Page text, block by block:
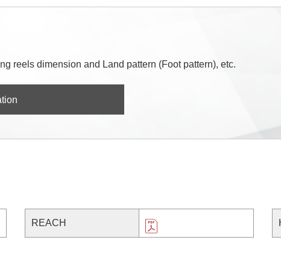
reels dimension and Land pattern (Foot pattern), etc.
REACH